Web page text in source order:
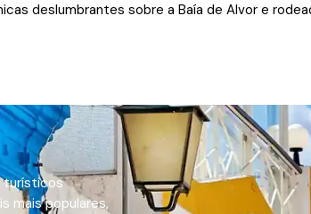
deslumbrantes sobre a Baía de Alvor e
turísticos
mais populares,